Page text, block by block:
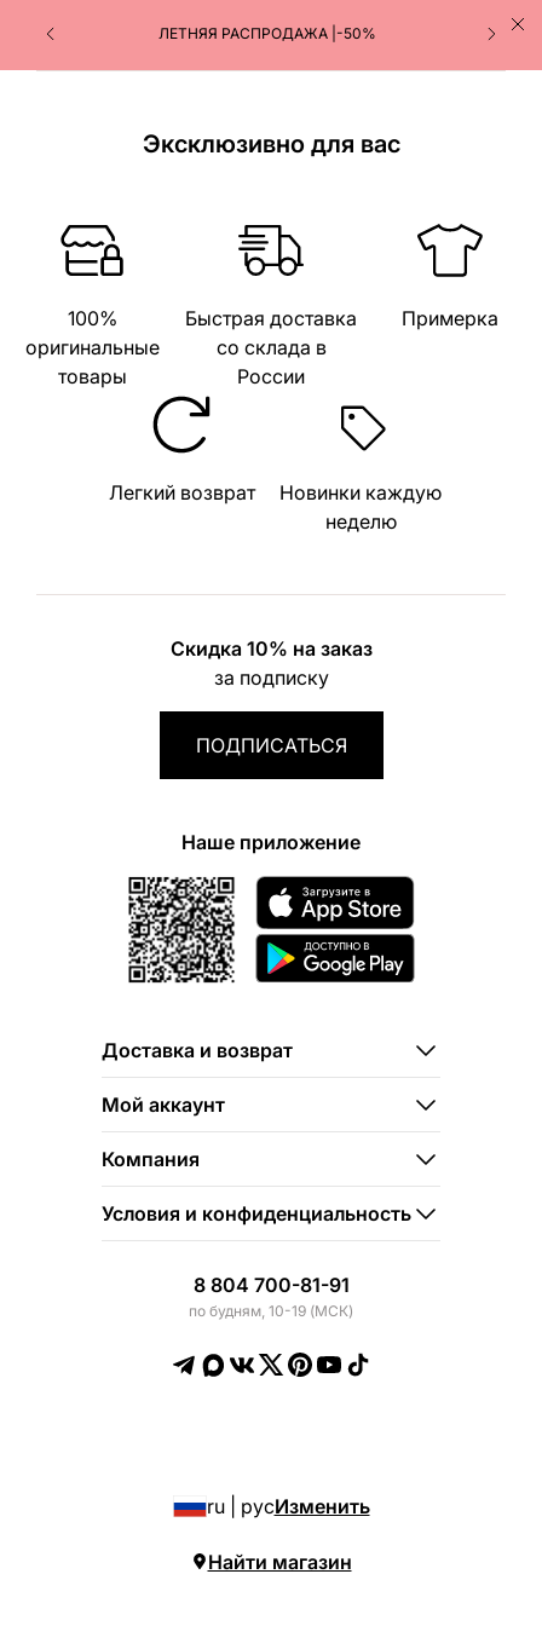
ЛЕТНЯЯ РАСПРОДАЖА |-50%
Эксклюзивно для вас
100%
оригинальные
товары
Быстрая доставка
со склада в
России
Примерка
Легкий возврат
Новинки каждую
неделю
Скидка 10% на заказ
за подписку
ПОДПИСАТЬСЯ
Наше приложение
Доставка и возврат
Мой аккаунт
Компания
Условия и конфиденциальность
8 804 700-81-91
по будням, 10-19 (МСК)
ru | русИзменить
Найти магазин